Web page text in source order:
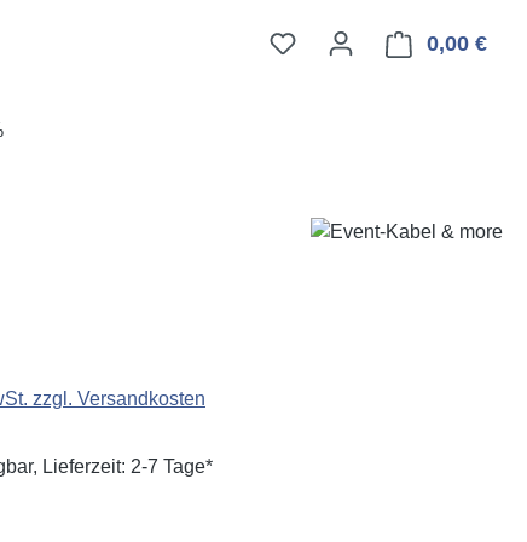
0,00 €
zzgl. Versandkosten
Lieferzeit: 2-7 Tage*